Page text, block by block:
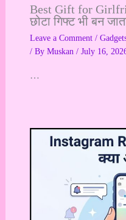
Best Gift for
छोटा गिफ्ट भी बन
Leave a Comment /
/ By Muskan / July 16,
…